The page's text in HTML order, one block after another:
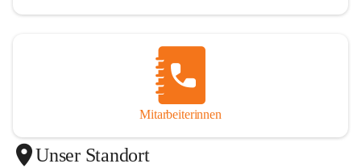
Mitarbeiterinnen
+1
Unser Standort